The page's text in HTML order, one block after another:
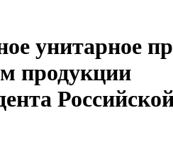
унитарное
продукции